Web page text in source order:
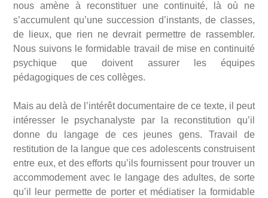
nous amène à reconstituer une continuité, là où ne
s’accumulent qu’une succession d’instants, de classes,
de lieux, que rien ne devrait permettre de rassembler.
Nous suivons le formidable travail de mise en continuité
psychique que doivent assurer les équipes
pédagogiques de ces collèges.
Mais au delà de l’intérêt documentaire de ce texte, il peut
intéresser le psychanalyste par la reconstitution qu’il
donne du langage de ces jeunes gens. Travail de
restitution de la langue que ces adolescents construisent
entre eux, et des efforts qu’ils fournissent pour trouver un
accommodement avec le langage des adultes, de sorte
qu’il leur permette de porter et médiatiser la formidable